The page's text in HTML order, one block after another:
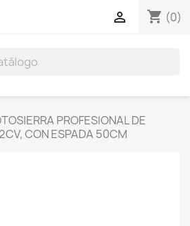
shopping_cart (0)

PROFESIONAL DE
CON ESPADA 50CM